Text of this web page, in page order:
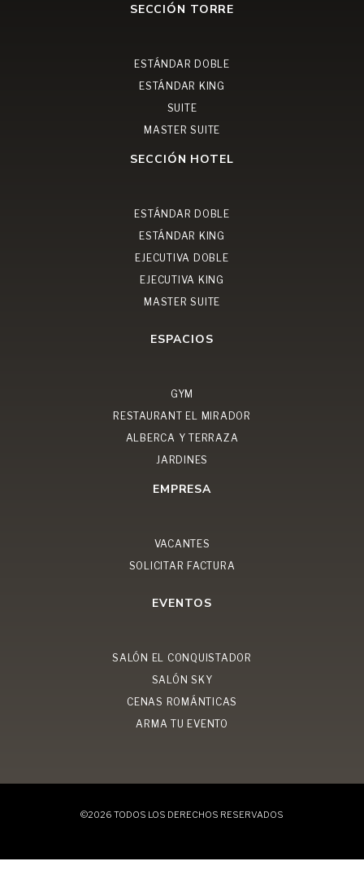
SECCIÓN TORRE
ESTÁNDAR DOBLE
ESTÁNDAR KING
SUITE
MASTER SUITE
SECCIÓN HOTEL
ESTÁNDAR DOBLE
ESTÁNDAR KING
EJECUTIVA DOBLE
EJECUTIVA KING
MASTER SUITE
ESPACIOS
GYM
RESTAURANT EL MIRADOR
ALBERCA Y TERRAZA
JARDINES
EMPRESA
VACANTES
SOLICITAR FACTURA
EVENTOS
SALÓN EL CONQUISTADOR
SALÓN SKY
CENAS ROMÁNTICAS
ARMA TU EVENTO
©2026 TODOS LOS DERECHOS RESERVADOS